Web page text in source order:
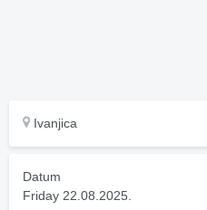
Ivanjica
Datum
Friday 22.08.2025.